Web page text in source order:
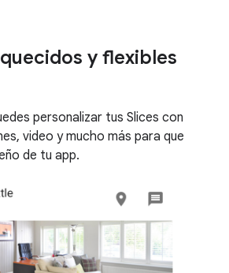
y flexibles
personalizar tus Slices con
video y mucho más para que
de tu app.